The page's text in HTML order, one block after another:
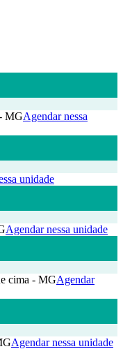
MGAgendar nessa
unidade
Agendar nessa unidade
cima - MGAgendar
Agendar nessa unidade